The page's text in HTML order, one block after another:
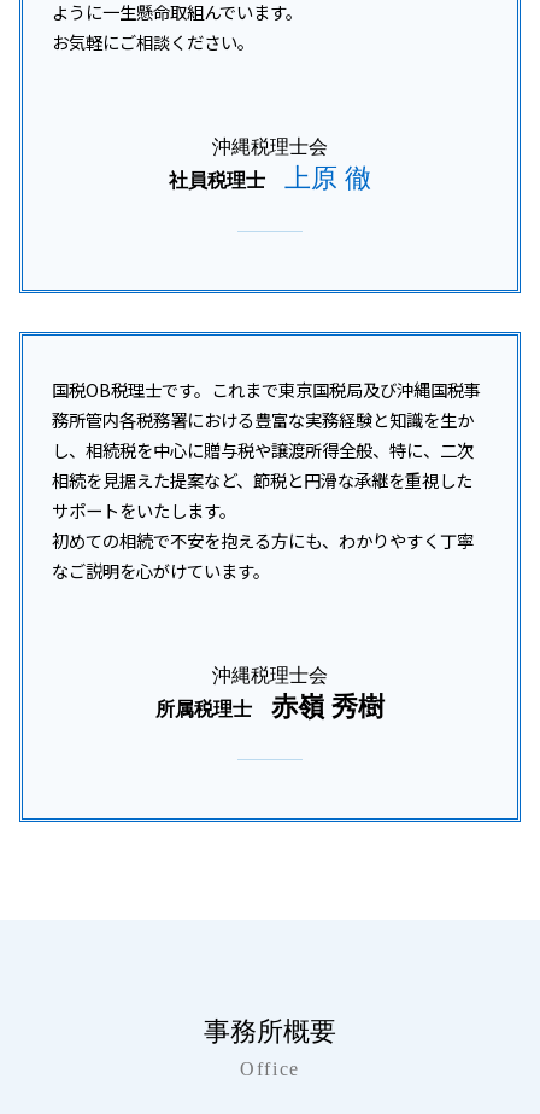
ように一生懸命取組んでいます。
お気軽にご相談ください。
沖縄税理士会
社員税理士
上原 徹
国税OB税理士です。これまで東京国税局及び沖縄国税事
務所管内各税務署における豊富な実務経験と知識を生か
し、相続税を中心に贈与税や譲渡所得全般、特に、二次
相続を見据えた提案など、節税と円滑な承継を重視した
サポートをいたします。
初めての相続で不安を抱える方にも、わかりやすく丁寧
なご説明を心がけています。
沖縄税理士会
所属税理士
赤嶺 秀樹
事務所概要
Office